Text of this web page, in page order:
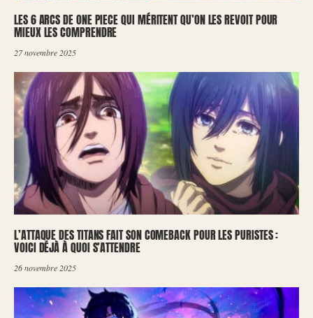
LES 6 ARCS DE ONE PIECE QUI MÉRITENT QU’ON LES REVOIT POUR
MIEUX LES COMPRENDRE
27 novembre 2025
L’ATTAQUE DES TITANS FAIT SON COMEBACK POUR LES PURISTES :
VOICI DÉJÀ À QUOI S’ATTENDRE
26 novembre 2025